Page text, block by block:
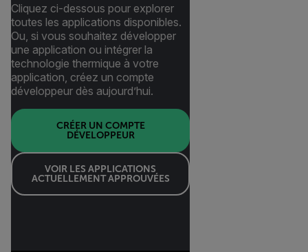
Cliquez ci-dessous pour explorer
toutes les applications disponibles.
Ou, si vous souhaitez développer
une application ou intégrer la
technologie thermique à votre
application, créez un compte
développeur dès aujourd’hui.
CRÉER UN COMPTE
DÉVELOPPEUR
VOIR LES APPLICATIONS
ACTUELLEMENT APPROUVÉES